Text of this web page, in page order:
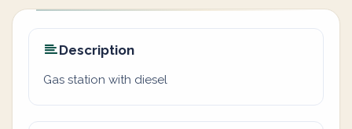
Description
Gas station with diesel